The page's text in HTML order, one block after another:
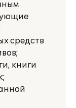
средств
книги